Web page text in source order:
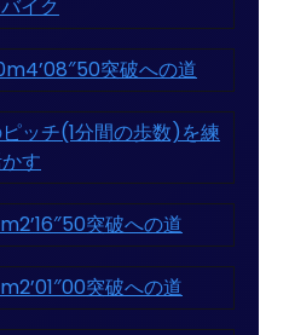
イク
突破への道
ッチ(1分間の歩数)を練
す
突破への道
突破への道